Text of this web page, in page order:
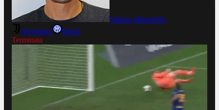
Valerio Minutiello
Juventus1 Inter2
Terminata